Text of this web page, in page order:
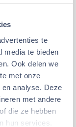
te
media te bieden
Ook delen we
met onze
analyse. Deze
met andere
die ze hebben
hun services.
week de
en de
op. Dit
gaan eten
op hun